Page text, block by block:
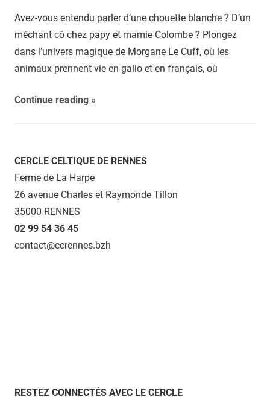
Avez-vous entendu parler d’une chouette blanche ? D’un
méchant cô chez papy et mamie Colombe ? Plongez
dans l’univers magique de Morgane Le Cuff, où les
animaux prennent vie en gallo et en français, où
Continue reading
CERCLE CELTIQUE DE RENNES
Ferme de La Harpe
26 avenue Charles et Raymonde Tillon
35000 RENNES
02 99 54 36 45
contact@ccrennes.bzh
RESTEZ CONNECTÉS AVEC LE CERCLE